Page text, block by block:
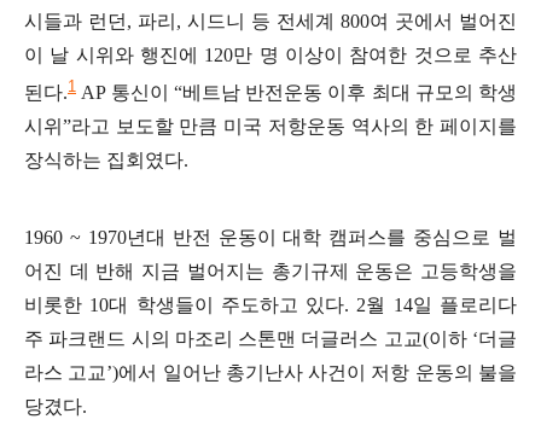
시들과 런던 , 파리 , 시드니 등 전세계 800여 곳에서 벌어진
이 날 시위와 행진에 120만 명 이상이 참여한 것으로 추산
된다.1 AP 통신이 “베트남 반전운동 이후 최대 규모의 학생
시위 ”라고 보도할 만큼 미국 저항운동 역사의 한 페이지를
장식하는 집회였다.
1960 ~ 1970년대 반전 운동이 대학 캠퍼스를 중심으로 벌
어진 데 반해 지금 벌어지는 총기규제 운동은 고등학생을
비롯한 10대 학생들이 주도하고 있다. 2월 14일 플로리다
주 파크랜드 시의 마조리 스톤맨 더글러스 고교(이하 ‘더글
라스 고교’)에서 일어난 총기난사 사건이 저항 운동의 불을
당겼다.